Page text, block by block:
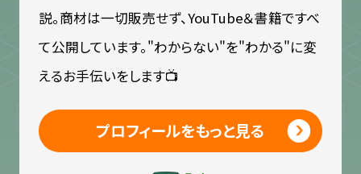
説。商材は一切販売せず、YouTube＆書籍ですべ
て公開しています。"わからない"を"わかる"に変
えるお手伝いをします📺
プロフィールをもっと見る